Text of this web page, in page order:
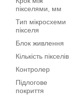
пікселями, мм
Тип мікросхеми
пікселя
Блок живлення
Кількість пікселів
Контролер
Підлогове
покриття